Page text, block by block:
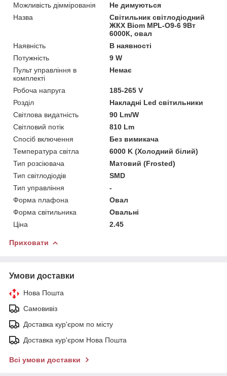
Можливість діммірованія
Не димуються
Назва
Світильник світлодіодний
ЖКХ Biom MPL-О9-6 9Вт
6000К, овал
Наявність
В наявності
Потужність
9 W
Пульт управління в
комплекті
Немає
Робоча напруга
185-265 V
Розділ
Накладні Led світильники
Світлова видатність
90 Lm/W
Світловий потік
810 Lm
Спосіб включення
Без вимикача
Температура світла
6000 K (Холодний білий)
Тип розсіювача
Матовий (Frosted)
Тип світлодіодів
SMD
Тип управління
-
Форма плафона
Овал
Форма світильника
Овальні
Ціна
2.45
Приховати
Умови доставки
Нова Пошта
Самовивіз
Доставка кур'єром по місту
Доставка кур'єром Нова Пошта
Всі умови доставки